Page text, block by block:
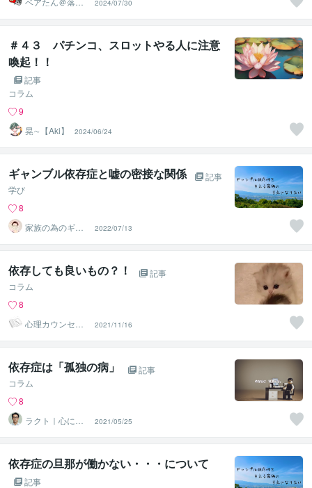
きイラストレー
ター
2024/07/30
＃４３ パチンコ、スロットやる人に注意
喚起！！
記事
コラム
9
晃∼【Aki】
2024/06/24
ギャンブル依存症と嘘の密接な関係
記事
学び
8
家族の為のギャ
ンブル依存症 カ
ウンセラー
2022/07/13
依存しても良いもの？！
記事
コラム
8
心理カウンセラ
ー りょこぴー
2021/11/16
依存症は「孤独の病」
記事
コラム
8
ラクト｜心に寄
り添い、前に進
むサポーター
2021/05/25
依存症の旦那が働かない・・・について
記事